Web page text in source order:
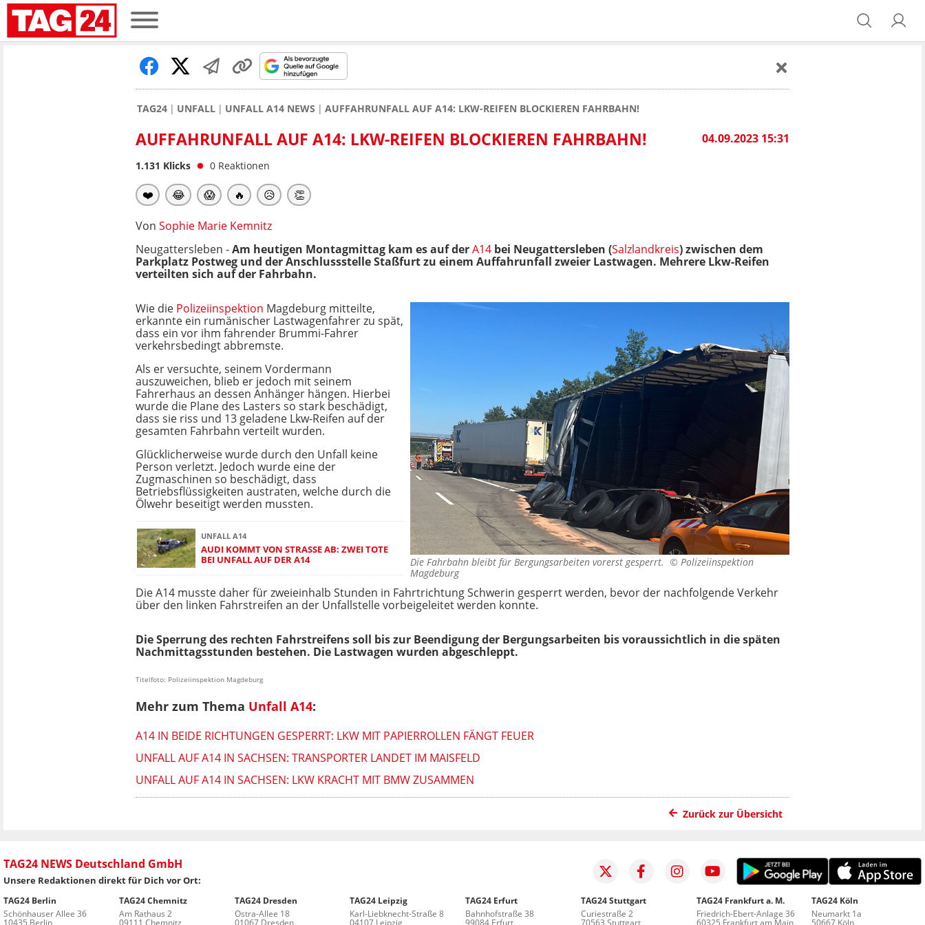
TAG24 UNFALL UNFALL A14 NEWS AUFFAHRUNFALL AUF A14: LKW-REIFEN BLOCKIEREN FAHRBAHN!
04.09.2023 15:31
AUFFAHRUNFALL AUF A14: LKW-REIFEN BLOCKIEREN FAHRBAHN!
1.131 Klicks 0 Reaktionen
❤️ 😂 😱 🔥 😥 👏
Von Sophie Marie Kemnitz
Neugattersleben -Am heutigen Montagmittag kam es auf derA14 bei Neugattersleben (Salzlandkreis) zwischen dem
Parkplatz Postweg und der Anschlussstelle Staßfurt zu einem Auffahrunfall zweier Lastwagen. Mehrere Lkw-Reifen
verteilten sich auf der Fahrbahn.
Die Fahrbahn bleibt für Bergungsarbeiten vorerst gesperrt. © Polizeiinspektion
Magdeburg
Wie die Polizeiinspektion Magdeburg mitteilte,
erkannte ein rumänischer Lastwagenfahrer zu spät,
dass ein vor ihm fahrender Brummi-Fahrer
verkehrsbedingt abbremste.
Als er versuchte, seinem Vordermann
auszuweichen, blieb er jedoch mit seinem
Fahrerhaus an dessen Anhänger hängen. Hierbei
wurde die Plane des Lasters so stark beschädigt,
dass sie riss und 13 geladene Lkw-Reifen auf der
gesamten Fahrbahn verteilt wurden.
Glücklicherweise wurde durch den Unfall keine
Person verletzt. Jedoch wurde eine der
Zugmaschinen so beschädigt, dass
Betriebsflüssigkeiten austraten, welche durch die
Ölwehr beseitigt werden mussten.
UNFALL A14
AUDI KOMMT VON STRASSE AB: ZWEI TOTE B
EI UNFALL AUF DER A14
Die A14 musste daher für zweieinhalb Stunden in Fahrtrichtung Schwerin gesperrt werden, bevor der nachfolgende Verkehr
über den linken Fahrstreifen an der Unfallstelle vorbeigeleitet werden konnte.
Die Sperrung des rechten Fahrstreifens soll bis zur Beendigung der Bergungsarbeiten bis voraussichtlich in die späten
Nachmittagsstunden bestehen. Die Lastwagen wurden abgeschleppt.
Titelfoto: Polizeiinspektion Magdeburg
Mehr zum Thema Unfall A14:
A14 IN BEIDE RICHTUNGEN GESPERRT: LKW MIT PAPIERROLLEN FÄNGT FEUER
UNFALL AUF A14 IN SACHSEN: TRANSPORTER LANDET IM MAISFELD
UNFALL AUF A14 IN SACHSEN: LKW KRACHT MIT BMW ZUSAMMEN
Zurück zur Übersicht
TAG24 NEWS Deutschland GmbH
Unsere Redaktionen direkt für Dich vor Ort:
TAG24 Berlin
Schönhauser Allee 36
10435 Berlin
TAG24 Chemnitz
Am Rathaus 2
09111 Chemnitz
TAG24 Dresden
Ostra-Allee 18
01067 Dresden
TAG24 Leipzig
Karl-Liebknecht-Straße 8
04107 Leipzig
TAG24 Erfurt
Bahnhofstraße 38
99084 Erfurt
TAG24 Stuttgart
Curiestraße 2
70563 Stuttgart
TAG24 Frankfurt a. M.
Friedrich-Ebert-Anlage 36
60325 Frankfurt am Main
TAG24 Köln
Neumarkt 1a
50667 Köln